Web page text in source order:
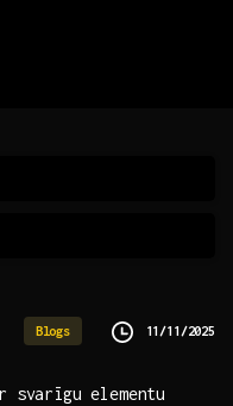
Blogs 11/11/2025
elementu